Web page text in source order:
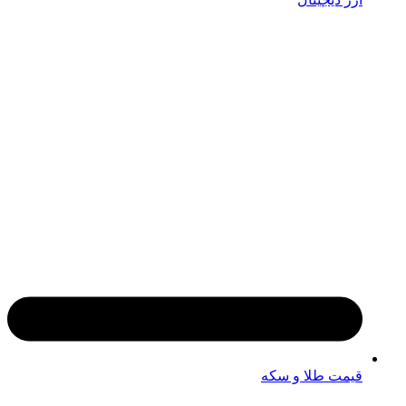
قیمت طلا و سکه